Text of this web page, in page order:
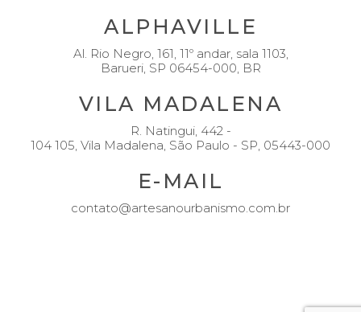
ALPHAVILLE
Al. Rio Negro, 161, 11º andar, sala 1103,
Barueri, SP 06454-000, BR
VILA MADALENA
R. Natingui, 442 -
104 105, Vila Madalena, São Paulo - SP, 05443-000
E-MAIL
contato@artesanourbanismo.com.br